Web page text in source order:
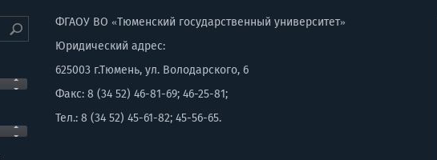
ФГАОУ ВО «Тюменский государственный университет»
Юридический адрес:
625003 г.Тюмень, ул. Володарского, 6
Факс: 8 (34 52) 46-81-69; 46-25-81;
Тел.: 8 (34 52) 45-61-82; 45-56-65.